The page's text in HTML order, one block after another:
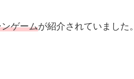
ゲームが紹介されていました。